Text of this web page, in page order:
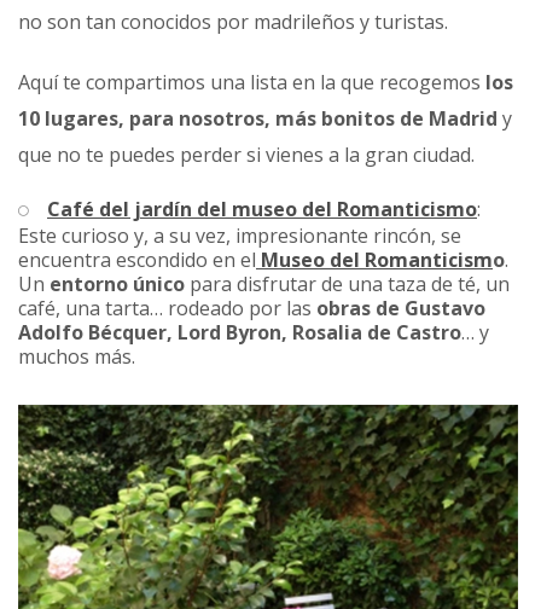
no son tan conocidos por madrileños y turistas.
Aquí te compartimos una lista en la que recogemos los
10 lugares, para nosotros, más bonitos de Madrid y
que no te puedes perder si vienes a la gran ciudad.
Café del jardín del museo del Romanticismo:
Este curioso y, a su vez, impresionante rincón, se
encuentra escondido en el Museo del Romanticismo.
Un entorno único para disfrutar de una taza de té, un
café, una tarta… rodeado por las obras de Gustavo
Adolfo Bécquer, Lord Byron, Rosalia de Castro… y
muchos más.